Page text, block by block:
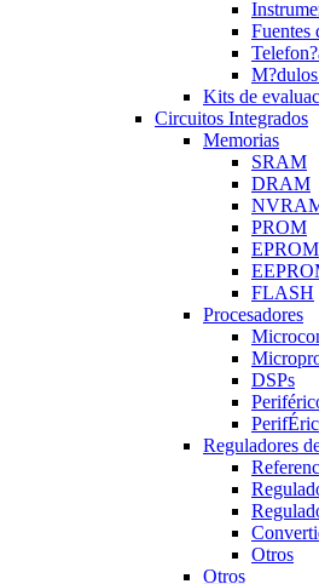
Fuentes
Kits de
Circuitos Integrados
Memorias
SRAM
DRAM
PROM
EPROM
FLASH
Procesadores
DSPs
Reguladores
Otros
Otros